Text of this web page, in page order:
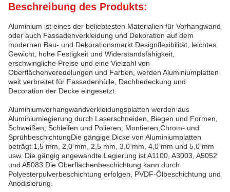
Beschreibung des Produkts:
Aluminium ist eines der beliebtesten Materialien für Vorhangwand
oder auch Fassadenverkleidung und Dekoration auf dem
modernen Bau- und Dekorationsmarkt.Designflexibilität, leichtes
Gewicht, hohe Festigkeit und Widerstandsfähigkeit,
erschwingliche Preise und eine Vielzahl von
Oberflächenveredelungen und Farben, werden Aluminiumplatten
weit verbreitet für Fassadenhülle, Dachbedeckung und
Decoration der Decke eingesetzt.
Aluminiumvorhangwandverkleidungsplatten werden aus
Aluminiumlegierung durch Laserschneiden, Biegen und Formen,
Schweißen, Schleifen und Polieren, Montieren,Chrom- und
SprühbeschichtungDie gängige Dicke von Aluminiumplatten
beträgt 1,5 mm, 2,0 mm, 2,5 mm, 3,0 mm, 4,0 mm und 5,0 mm
usw. Die gängig angewandte Legierung ist A1100, A3003, A5052
und A5083.Die Oberflächenbeschichtung kann durch
Polyesterpulverbeschichtung erfolgen, PVDF-Ölbeschichtung und
Anodisierung.